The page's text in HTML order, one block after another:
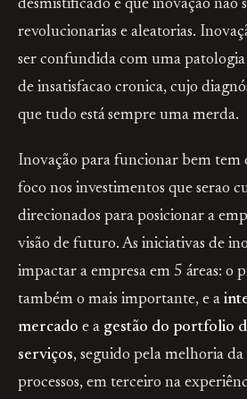
desmistificado e que inovação não
revolucionarias e aleatorias.
ser confundida com uma
de insatisfacao cronica, cujo
que tudo está sempre uma merda.
Inovação para funcionar bem tem
foco nos investimentos que serao
direcionados para posicionar a
visão de futuro. As iniciativas de
impactar a empresa em 5 áreas: o
também o mais importante, e a
mercado e a gestão do portfolio
serviços, seguido pela melhoria
processos, em terceiro na